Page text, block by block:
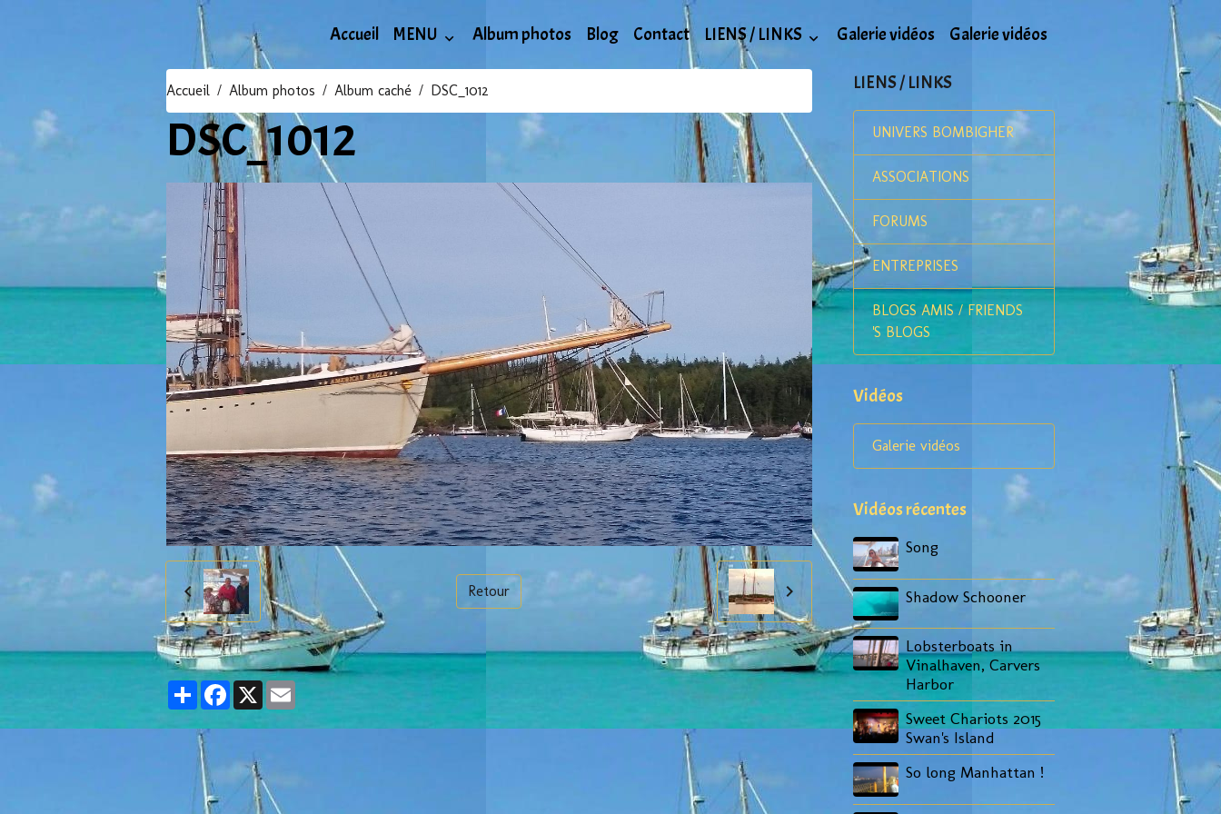
Accueil MENU Album photos Blog Contact LIENS / LINKS Galerie vidéos Galerie vidéos
Accueil Album photos Album caché DSC_1012
DSC_1012
Retour
PartagerFacebook
X
LIENS / LINKS
UNIVERS BOMBIGHER
ASSOCIATIONS
FORUMS
ENTREPRISES
BLOGS AMIS / FRIENDS
'S BLOGS
Vidéos
Galerie vidéos
Vidéos récentes
Song
Shadow Schooner
Lobsterboats in
Vinalhaven, Carvers
Harbor
Sweet Chariots 2015
Swan's Island
So long Manhattan !